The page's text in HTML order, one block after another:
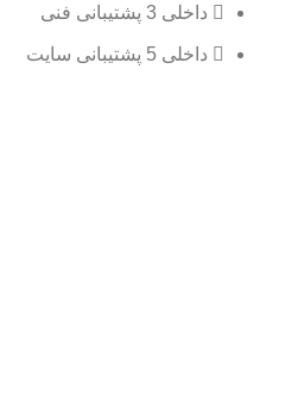
داخلی 3 پشتیبانی فنی
داخلی 5 پشتیبانی سایت